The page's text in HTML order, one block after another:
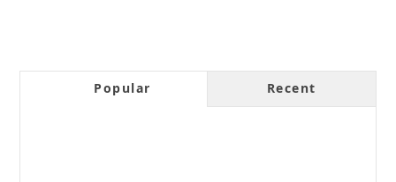
Popular Recent